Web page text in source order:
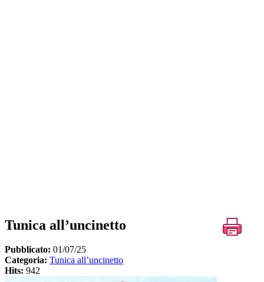
Tunica all’uncinetto
Pubblicato: 01/07/25
Categoria: Tunica all’uncinetto
Hits: 942